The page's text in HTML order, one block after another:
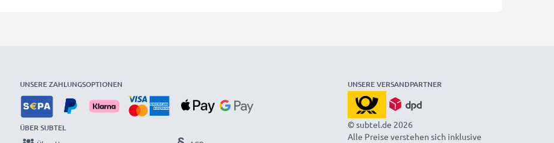
UNSERE ZAHLUNGSOPTIONEN
ÜBER SUBTEL
UNSERE VERSANDPARTNER
© subtel.de 2026
Alle Preise verstehen sich inklusive